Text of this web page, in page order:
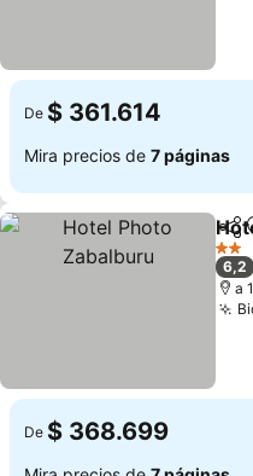
De $ 361.614
Mira precios de 7 páginas
2
6,2
a
De $ 368.699